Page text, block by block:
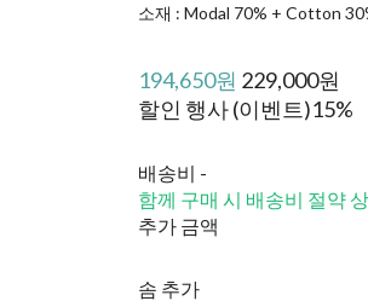
소재 : Modal 70% + Cotton
194,650원 229,000원
할인 행사 (이벤트)15%
배송비 -
함께 구매 시 배송비 절약
추가 금액
솜 추가